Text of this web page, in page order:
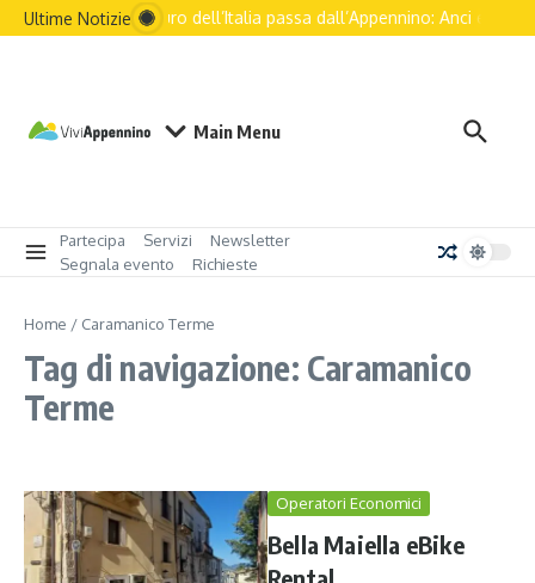
Salta al contenuto
Ultime NotizieIl futuro dell’Italia passa dall’Appennino: Anci e le
Main Menu
Partecipa Servizi
Newsletter
Segnala evento
Richieste
Home / Caramanico Terme
Tag di navigazione: Caramanico
Terme
Operatori Economici
Bella Maiella eBike